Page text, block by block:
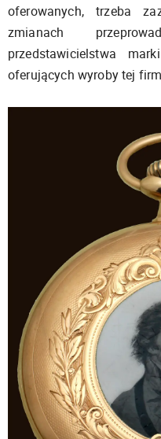
oferowanych, trzeba
zmianach
przedstawicielstwa
oferujących wyroby tej